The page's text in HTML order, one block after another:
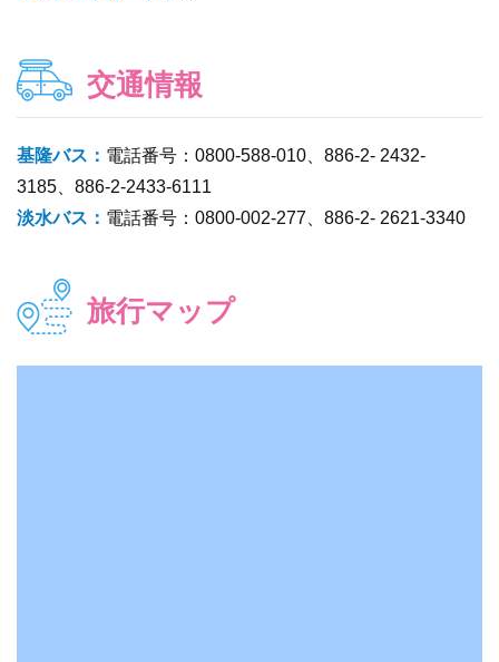
交通情報
基隆バス： 電話番号：0800-588-010、886-2- 2432-
3185、886-2-2433-6111
淡水バス： 電話番号：0800-002-277、886-2- 2621-3340
旅行マップ